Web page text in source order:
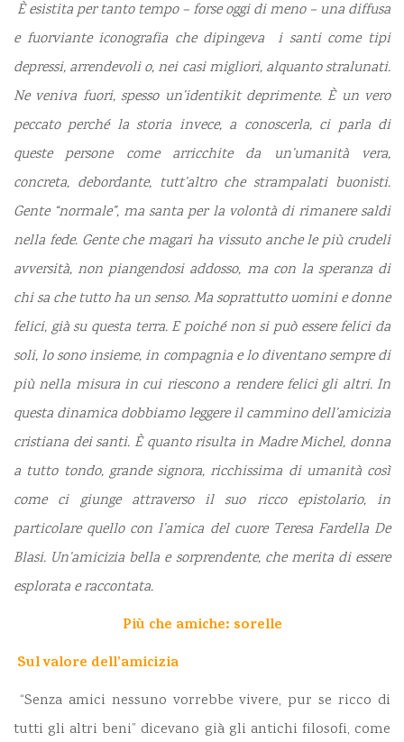
È esistita per tanto tempo – forse oggi di meno – una diffusa
e fuorviante iconografia che dipingeva i santi come tipi
depressi, arrendevoli o, nei casi migliori, alquanto stralunati.
Ne veniva fuori, spesso un’identikit deprimente. È un vero
peccato perché la storia invece, a conoscerla, ci parla di
queste persone come arricchite da un’umanità vera,
concreta, debordante, tutt’altro che strampalati buonisti.
Gente “normale”, ma santa per la volontà di rimanere saldi
nella fede. Gente che magari ha vissuto anche le più crudeli
avversità, non piangendosi addosso, ma con la speranza di
chi sa che tutto ha un senso. Ma soprattutto uomini e donne
felici, già su questa terra. E poiché non si può essere felici da
soli, lo sono insieme, in compagnia e lo diventano sempre di
più nella misura in cui riescono a rendere felici gli altri. In
questa dinamica dobbiamo leggere il cammino dell’amicizia
cristiana dei santi. È quanto risulta in Madre Michel, donna
a tutto tondo, grande signora, ricchissima di umanità così
come ci giunge attraverso il suo ricco epistolario, in
particolare quello con l’amica del cuore Teresa Fardella De
Blasi. Un’amicizia bella e sorprendente, che merita di essere
esplorata e raccontata.
Più che amiche: sorelle
Sul valore dell’amicizia
“Senza amici nessuno vorrebbe vivere, pur se ricco di
tutti gli altri beni” dicevano già gli antichi filosofi, come